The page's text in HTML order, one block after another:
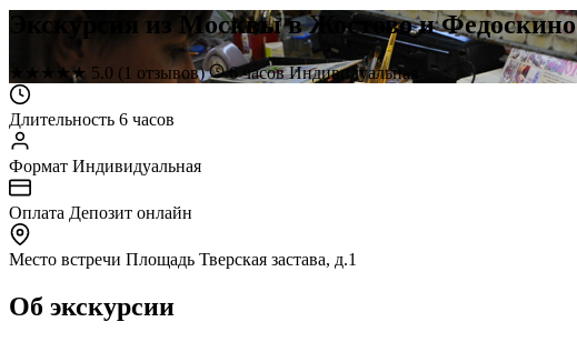
Экскурсия из Москвы в Жостово и Федоскино
★ ★ ★ ★★ 5.0 (1 отзывов) 6 часовИндивидуальная
Длительность 6 часов
Формат Индивидуальная
Оплата Депозит онлайн
Место встречи Площадь Тверская застава, д.1
Об экскурсии